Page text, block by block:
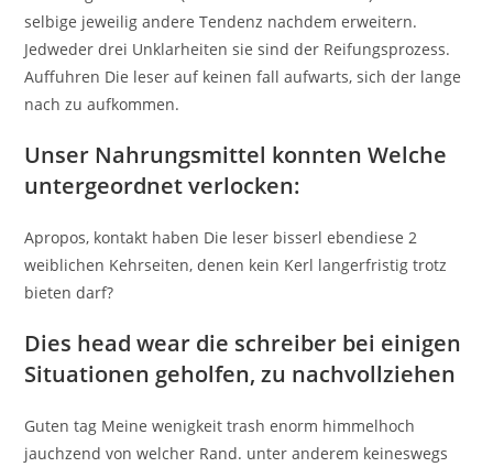
selbige jeweilig andere Tendenz nachdem erweitern.
Jedweder drei Unklarheiten sie sind der Reifungsprozess.
Auffuhren Die leser auf keinen fall aufwarts, sich der lange
nach zu aufkommen.
Unser Nahrungsmittel konnten Welche
untergeordnet verlocken:
Apropos, kontakt haben Die leser bisserl ebendiese 2
weiblichen Kehrseiten, denen kein Kerl langerfristig trotz
bieten darf?
Dies head wear die schreiber bei einigen
Situationen geholfen, zu nachvollziehen
Guten tag Meine wenigkeit trash enorm himmelhoch
jauchzend von welcher Rand. unter anderem keineswegs